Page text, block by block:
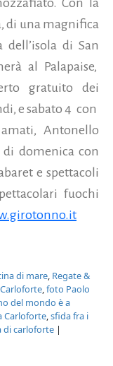
di una magnifica
di San
al Palapaise,
gratuito dei
e sabato 4 con
Antonello
domenica con
e spettacoli
fuochi
di mare, Regate &
,foto Paolo
del mondo è a
Carloforte,sfida fra i
di carloforte |